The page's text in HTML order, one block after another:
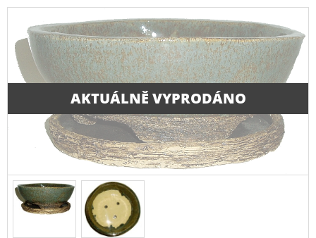
AKTUÁLNĚ VYPRODÁNO